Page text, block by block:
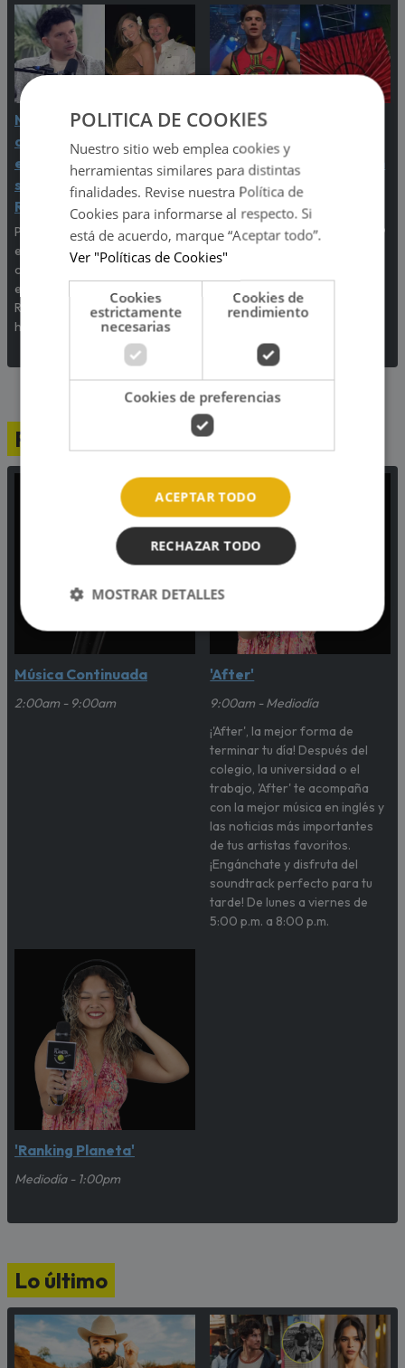
Mario Hart se confesó y
admitió que lloró a
escondidas por
separación de Korina
Rivadeneira
Por primera vez, el
exintegrante de Combate
contó cómo realmente afrontó
el fin de su relación con Korina
Rivadeneira, madre de sus dos
hijos.
Kevin Díaz sufrió una
impactante caída de
ocho metros de altura en
‘Esto es guerra’
El incidente que preocupó a
todos los televidentes de 'Esto
es guerra' ocurrió en pleno
programa en vivo.
Programación
Música Continuada
2:00am - 9:00am
'After'
9:00am - Mediodía
¡'After', la mejor forma de
terminar tu día! Después del
colegio, la universidad o el
trabajo, 'After' te acompaña
con la mejor música en inglés y
las noticias más importantes
de tus artistas favoritos.
¡Engánchate y disfruta del
soundtrack perfecto para tu
tarde! De lunes a viernes de
5:00 p.m. a 8:00 p.m.
'Ranking Planeta'
Mediodía - 1:00pm
Lo último
POLITICA DE COOKIES
Nuestro sitio web emplea cookies y
herramientas similares para distintas
finalidades. Revise nuestra Política de
Cookies para informarse al respecto. Si
está de acuerdo, marque “Aceptar todo”.
Ver "Políticas de Cookies"
Cookies
estrictamente
necesarias
Cookies de
rendimiento
Cookies de preferencias
ACEPTAR TODO
RECHAZAR TODO
MOSTRAR DETALLES